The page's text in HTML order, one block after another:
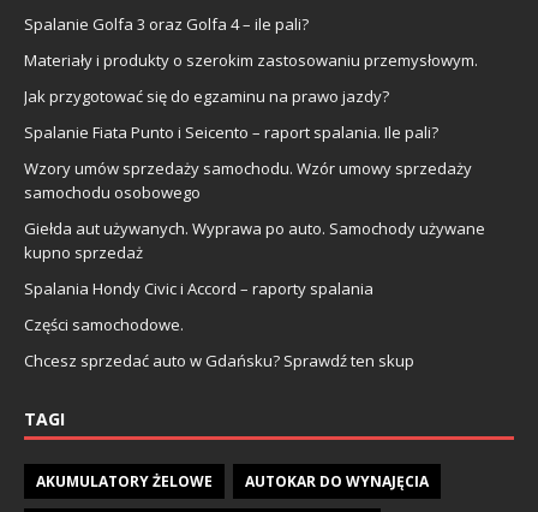
Spalanie Golfa 3 oraz Golfa 4 – ile pali?
Materiały i produkty o szerokim zastosowaniu przemysłowym.
Jak przygotować się do egzaminu na prawo jazdy?
Spalanie Fiata Punto i Seicento – raport spalania. Ile pali?
Wzory umów sprzedaży samochodu. Wzór umowy sprzedaży
samochodu osobowego
Giełda aut używanych. Wyprawa po auto. Samochody używane
kupno sprzedaż
Spalania Hondy Civic i Accord – raporty spalania
Części samochodowe.
Chcesz sprzedać auto w Gdańsku? Sprawdź ten skup
TAGI
AKUMULATORY ŻELOWE AUTOKAR DO WYNAJĘCIA